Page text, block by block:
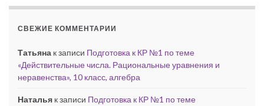
СВЕЖИЕ КОММЕНТАРИИ
Татьяна к записи Подготовка к КР №1 по теме
«Действительные числа. Рациональные уравнения и
неравенства», 10 класс, алгебра
Наталья к записи Подготовка к КР №1 по теме